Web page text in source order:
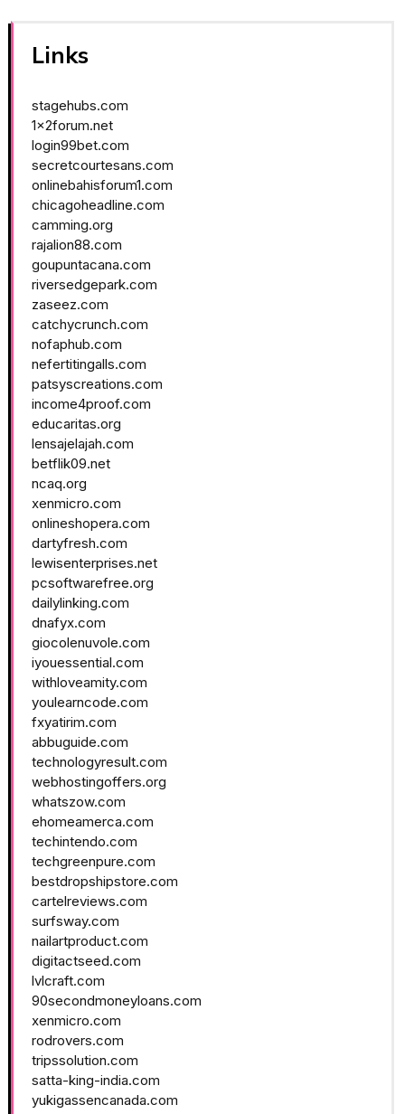
Links
stagehubs.com
1x2forum.net
login99bet.com
secretcourtesans.com
onlinebahisforum1.com
chicagoheadline.com
camming.org
rajalion88.com
goupuntacana.com
riversedgepark.com
zaseez.com
catchycrunch.com
nofaphub.com
nefertitingalls.com
patsyscreations.com
income4proof.com
educaritas.org
lensajelajah.com
betflik09.net
ncaq.org
xenmicro.com
onlineshopera.com
dartyfresh.com
lewisenterprises.net
pcsoftwarefree.org
dailylinking.com
dnafyx.com
giocolenuvole.com
iyouessential.com
withloveamity.com
youlearncode.com
fxyatirim.com
abbuguide.com
technologyresult.com
webhostingoffers.org
whatszow.com
ehomeamerca.com
techintendo.com
techgreenpure.com
bestdropshipstore.com
cartelreviews.com
surfsway.com
nailartproduct.com
digitactseed.com
lvlcraft.com
90secondmoneyloans.com
xenmicro.com
rodrovers.com
tripssolution.com
satta-king-india.com
yukigassencanada.com